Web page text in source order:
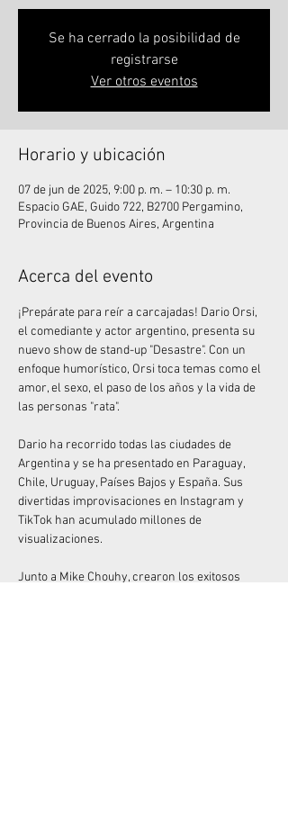
Se ha cerrado la posibilidad de
registrarse
Ver otros eventos
Horario y ubicación
07 de jun de 2025, 9:00 p. m. – 10:30 p. m.
Espacio GAE, Guido 722, B2700 Pergamino,
Provincia de Buenos Aires, Argentina
Acerca del evento
¡Prepárate para reír a carcajadas! Dario Orsi,
el comediante y actor argentino, presenta su
nuevo show de stand-up "Desastre". Con un
enfoque humorístico, Orsi toca temas como el
amor, el sexo, el paso de los años y la vida de
las personas "rata".
Dario ha recorrido todas las ciudades de
Argentina y se ha presentado en Paraguay,
Chile, Uruguay, Países Bajos y España. Sus
divertidas improvisaciones en Instagram y
TikTok han acumulado millones de
visualizaciones.
Junto a Mike Chouhy, crearon los exitosos